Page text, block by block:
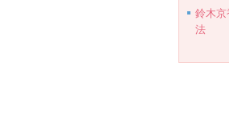
鈴木京
法